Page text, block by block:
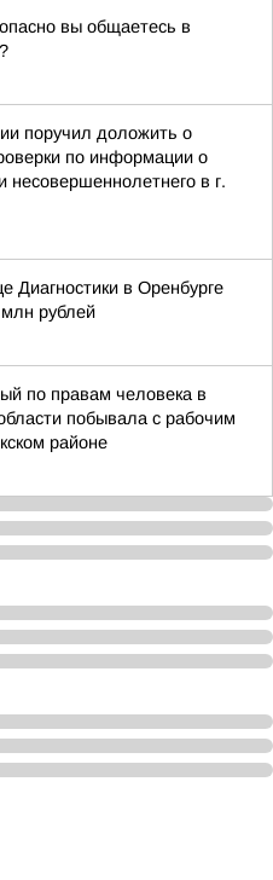
вы общаетесь в
поручил доложить о
по информации о
несовершеннолетнего в г.
Диагностики в Оренбурге
рублей
по правам человека в
побывала с рабочим
районе